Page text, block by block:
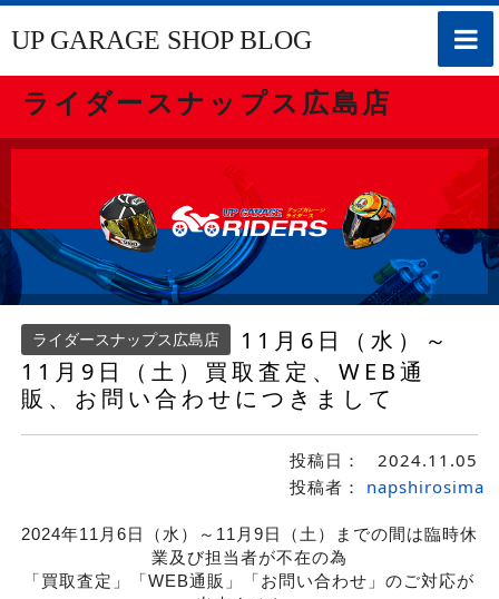
toggle
UP GARAGE SHOP BLOG
ライダースナップス広島店
ライダースナップス広島店
11月6日（水）～
11月9日（土）買取査定、WEB通
販、お問い合わせにつきまして
投稿日：
2024.11.05
投稿者：
napshirosima
2024年11月6日（水）～11月9日（土）までの間は臨時休
業及び担当者が不在の為
「買取査定」「WEB通販」「お問い合わせ」のご対応が